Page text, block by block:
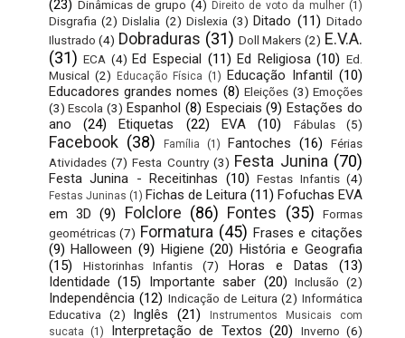
(23) Dinâmicas de grupo (4) Direito de voto da mulher (1)
Disgrafia (2) Dislalia (2) Dislexia (3) Ditado (11) Ditado
Ilustrado (4) Dobraduras (31) Doll Makers (2) E.V.A.
(31) ECA (4) Ed Especial (11) Ed Religiosa (10) Ed.
Musical (2) Educação Física (1) Educação Infantil (10)
Educadores grandes nomes (8) Eleições (3) Emoções
(3) Escola (3) Espanhol (8) Especiais (9) Estações do
ano
(24) Etiquetas (22) EVA (10) Fábulas (5)
Facebook (38) Família (1) Fantoches (16)
Férias
Atividades (7) Festa Country (3) Festa Junina (70)
Festa Junina - Receitinhas (10) Festas Infantis (4)
Festas Juninas (1) Fichas de Leitura (11) Fofuchas EVA
em 3D (9) Folclore (86) Fontes (35)
Formas
geométricas (7) Formatura (45) Frases e citações
(9) Halloween (9) Higiene (20) História e Geografia
(15)
Historinhas Infantis (7) Horas e Datas
(13)
Identidade (15) Importante saber (20) Inclusão (2)
Independência (12) Indicação de Leitura (2) Informática
Educativa
(2) Inglês (21)
Instrumentos Musicais com
sucata
(1) Interpretação de Textos (20) Inverno (6)